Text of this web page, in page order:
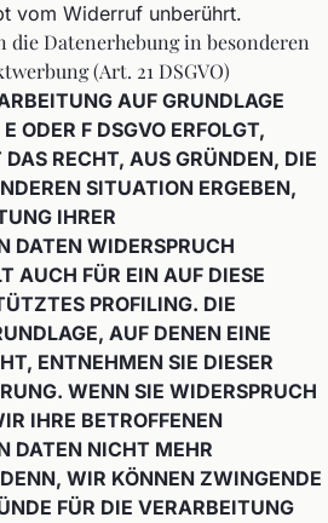
vom Widerruf unberührt.
die Datenerhebung in besonderen
(Art. 21 DSGVO)
AUF GRUNDLAGE
ODER F DSGVO ERFOLGT,
RECHT, AUS GRÜNDEN, DIE
SITUATION ERGEBEN,
IHRER
DATEN WIDERSPRUCH
AUCH FÜR EIN AUF DIESE
PROFILING. DIE
AUF DENEN EINE
ENTNEHMEN SIE DIESER
WENN SIE WIDERSPRUCH
IHRE BETROFFENEN
DATEN NICHT MEHR
WIR KÖNNEN ZWINGENDE
FÜR DIE VERARBEITUNG